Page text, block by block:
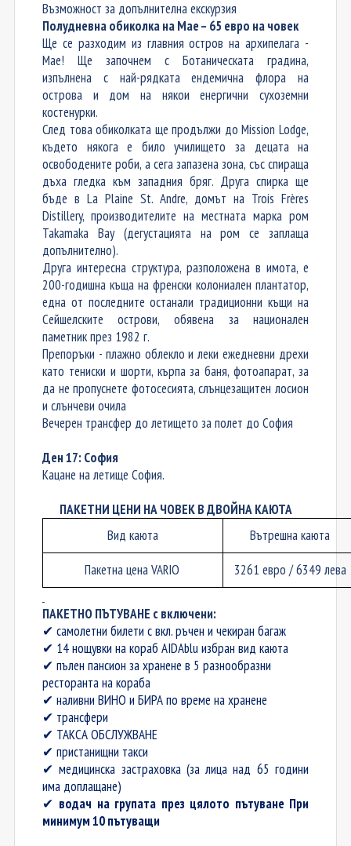
Възможност за допълнителна екскурзия
Полудневна обиколка на Мае – 65 евро на човек
Ще се разходим из главния остров на архипелага -
Мае! Ще започнем сБотаническата градина,
изпълнена с най-рядката ендемична флора на
острова и дом на някои енергични сухоземни
костенурки.
След това обиколката ще продължи до Mission Lodge,
където някогае било училището за децата на
освободените роби, асега запазена зона, със спираща
дъха гледка към западния бряг. Друга спирка ще
бъде в La Plaine St. Andre, домът на Trois Frères
Distillery, производителите на местната марка ром
Takamaka Bay(дегустациятана ром се заплаща
допълнително).
Друга интересна структура, разположена в имота, е
200-годишна къща на френски колониален плантатор,
една от последните останали традиционни къщи на
Сейшелските острови, обявена за национален
паметник през 1982 г.
Препоръки - плажно облекло и леки ежедневни дрехи
като тениски и шорти, кърпа за баня, фотоапарат, за
да не пропуснете фотосесията, слънцезащитен лосион
и слънчеви очила
Вечерен трансфер до летището за полет до София
Ден 17: София
Кацане на летище София.
ПАКЕТНИ ЦЕНИ НА ЧОВЕК В ДВОЙНА КАЮТА
Вид каюта
Вътрешна каюта
Пакетна ценаVARIO 3261 евро / 6349 лева
ПAКЕТНО ПЪТУВАНЕ с включени:
✔ самолетни билети с вкл. ръчен и чекиран багаж
✔ 14 нощувки на кораб AIDAbluизбран вид каюта
✔ пълен пансион за хранене в 5 разнообразни
ресторанта на кораба
✔ наливни ВИНО и БИРА по време на хранене
✔ трансфери
✔ ТАКСА ОБСЛУЖВАНЕ
✔ пристанищни такси
✔ медицинска застраховка(за лица над 65 години
има доплащане)
✔ водач на групата през цялото пътуване При
минимум 10 пътуващи